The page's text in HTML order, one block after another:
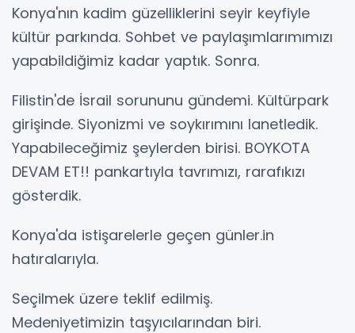
Konya'nın kadim güzelliklerini seyir keyfiyle
kültür parkında. Sohbet ve paylaşımlarımımızı
yapabildiğimiz kadar yaptık. Sonra.
Filistin'de İsrail sorununu gündemi. Kültürpark
girişinde. Siyonizmi ve soykırımını lanetledik.
Yapabileceğimiz şeylerden birisi. BOYKOTA
DEVAM ET!! pankartıyla tavrımızı, rarafıkızı
gösterdik.
Konya'da istişarelerle geçen günler.in
hatıralarıyla.
Seçilmek üzere teklif edilmiş.
Medeniyetimizin taşyıcılarından biri.